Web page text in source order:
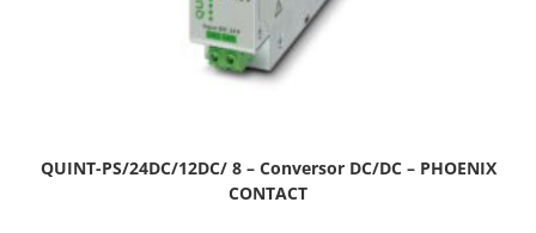
QUINT-PS/24DC/12DC/ 8 – Conversor DC/DC – PHOENIX
CONTACT